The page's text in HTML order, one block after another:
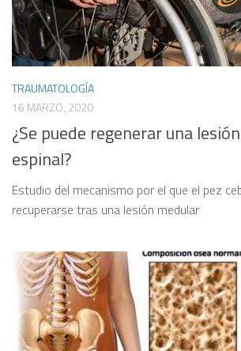
TRAUMATOLOGÍA
16 MARZO, 2020
¿Se puede regenerar una
espinal?
Estudio del mecanismo por el que el pez
recuperarse tras una lesión medular